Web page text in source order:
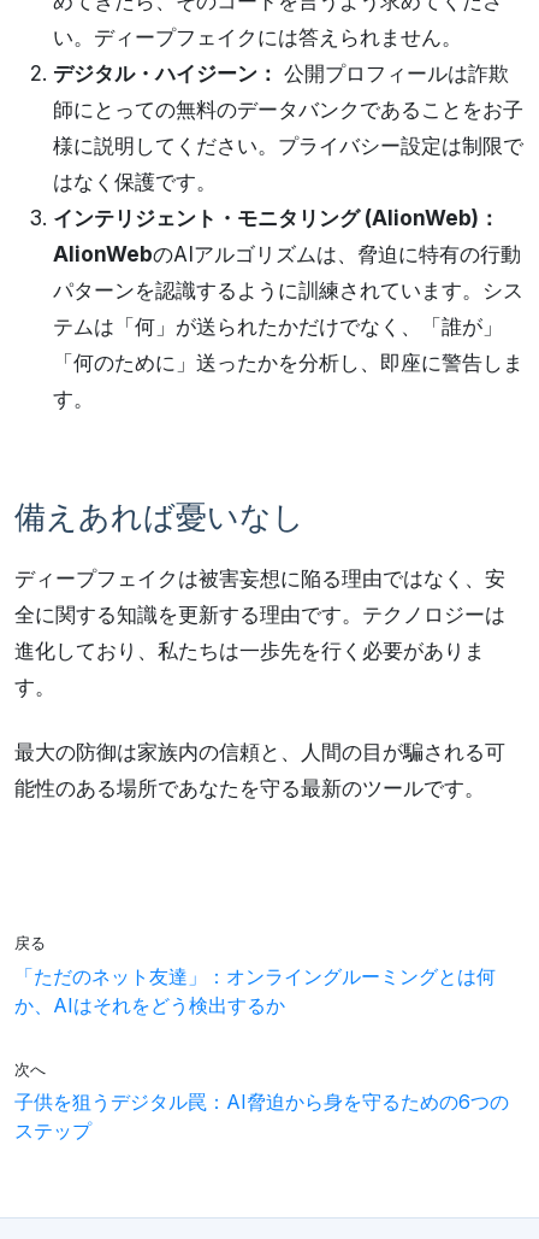
い。ディープフェイクには答えられません。
デジタル・ハイジーン： 公開プロフィールは詐欺
師にとっての無料のデータバンクであることをお子
様に説明してください。プライバシー設定は制限で
はなく保護です。
インテリジェント・モニタリング (AlionWeb)：
AlionWebのAIアルゴリズムは、脅迫に特有の行動
パターンを認識するように訓練されています。シス
テムは「何」が送られたかだけでなく、「誰が」
「何のために」送ったかを分析し、即座に警告しま
す。
備えあれば憂いなし
ディープフェイクは被害妄想に陥る理由ではなく、安
全に関する知識を更新する理由です。テクノロジーは
進化しており、私たちは一歩先を行く必要がありま
す。
最大の防御は家族内の信頼と、人間の目が騙される可
能性のある場所であなたを守る最新のツールです。
戻る
「ただのネット友達」：オンライングルーミングとは何
か、AIはそれをどう検出するか
次へ
子供を狙うデジタル罠：AI脅迫から身を守るための6つの
ステップ